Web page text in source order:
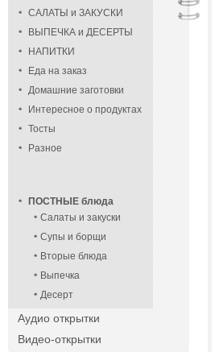
САЛАТЫ и ЗАКУСКИ
ВЫПЕЧКА и ДЕСЕРТЫ
НАПИТКИ
Еда на заказ
Домашние заготовки
Интересное о продуктах
Тосты
Разное
ПОСТНЫЕ блюда
Салаты и закуски
Супы и борщи
Вторые блюда
Выпечка
Десерт
Аудио открытки
Видео-открытки